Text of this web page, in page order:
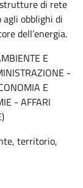
di rete
agli obblighi di
dell’energia.
E
-
E
- AFFARI
territorio,